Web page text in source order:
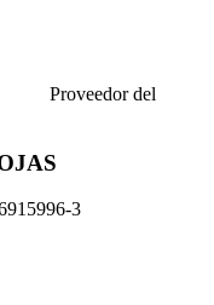
Proveedor del
3